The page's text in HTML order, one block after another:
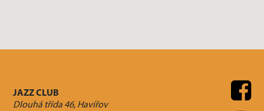
JAZZ CLUB
Dlouhá třída 46, Havířov